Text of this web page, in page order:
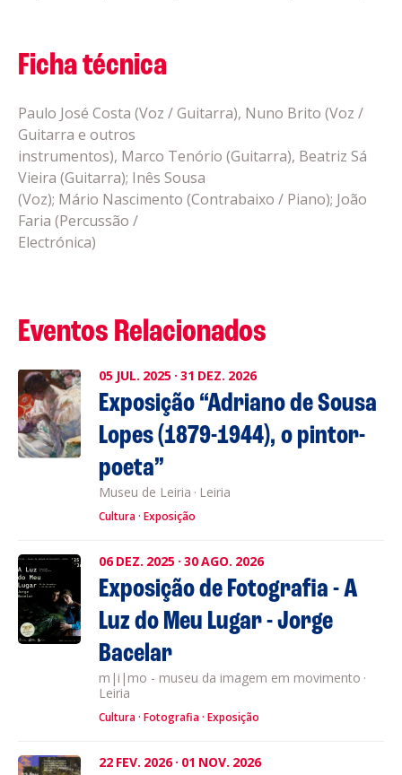
Ficha técnica
Paulo José Costa (Voz / Guitarra), Nuno Brito (Voz /
Guitarra e outros
instrumentos), Marco Tenório (Guitarra), Beatriz Sá
Vieira (Guitarra); Inês Sousa
(Voz); Mário Nascimento (Contrabaixo / Piano); João
Faria (Percussão /
Electrónica)
Eventos Relacionados
05 JUL. 2025 · 31 DEZ. 2026
Exposição “Adriano de Sousa
Lopes (1879-1944), o pintor-
poeta”
Museu de Leiria · Leiria
Cultura Exposição
06 DEZ. 2025 · 30AGO. 2026
Exposição de Fotografia - A
Luz do Meu Lugar - Jorge
Bacelar
m|i|mo - museu da imagem em movimento ·
Leiria
Cultura Fotografia Exposição
22 FEV. 2026 · 01 NOV. 2026